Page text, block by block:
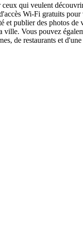
qui veulent
Wi-Fi gratuits
publier des photos
Vous pouvez
de restaurants et